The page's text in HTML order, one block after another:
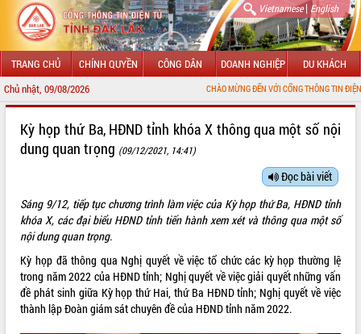
Vietnamese| English
TRANG CHỦ CHÍNH QUYỀN CÔNG DÂN DOANH NGHIỆP DU KHÁCH
Chủ nhật, 09/08/2026 CHÀO MỪNG ĐẾN VỚI CỔNG THÔNG TIN ĐIỆN TỬ TỈNH ĐẮK LẮK
LÃNH ĐẠO UBND TỈNH
SỞ, BAN, NGÀNH
THÔNG TIN CHỈ ĐẠO ĐIỀU HÀNH
HỆ THỐNG VĂN BẢN
Kỳ họp thứ Ba, HĐND tỉnh khóa X thông qua một số nội
dung quan trọng (09/12/2021, 14:41)
Đọc bài viết
Sáng 9/12, tiếp tục chương trình làm việc của Kỳ họp thứ Ba, HĐND tỉnh
khóa X, các đại biểu HĐND tỉnh tiến hành xem xét và thông qua một số
nội dung quan trọng.
Kỳ họp đã thông qua Nghị quyết về việc tổ chức các kỳ họp thường lệ
trong năm 2022 của HĐND tỉnh; Nghị quyết về việc giải quyết những vấn
đề phát sinh giữa Kỳ họp thứ Hai, thứ Ba HĐND tỉnh; Nghị quyết về việc
thành lập Đoàn giám sát chuyên đề của HĐND tỉnh năm 2022.